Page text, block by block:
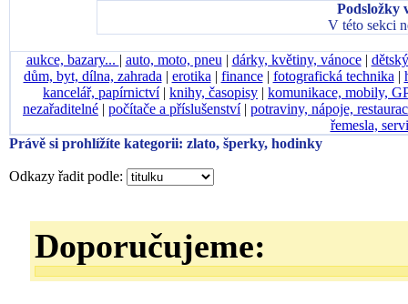
Podsložky
V této sekci
aukce, bazary... | auto, moto, pneu | dárky, květiny, vánoce|
dům, byt, dílna, zahrada | erotika | finance| fotografická technika |
kancelář, papírnictví| knihy, časopisy | komunikace, mobily,
nezařaditelné | počítače a příslušenství| potraviny, nápoje,
řemesla,
Právě si prohlížíte kategorii: zlato, šperky, hodinky
Odkazy řadit podle:
Doporučujeme: